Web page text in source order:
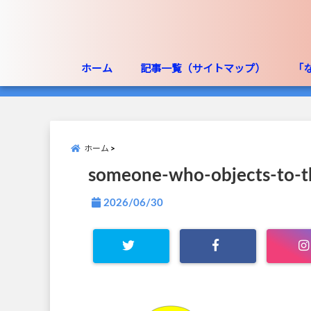
ホーム 記事一覧（サイトマップ） 「
ホーム
someone-who-objects-to-
2026/06/30